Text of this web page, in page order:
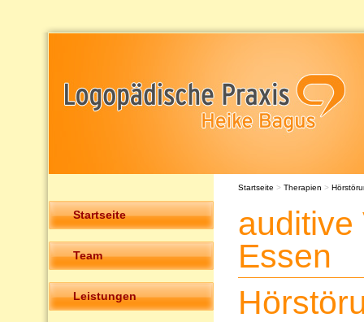
Startseite
Team
Leistungen
Startseite > Therapien >
auditive
Essen